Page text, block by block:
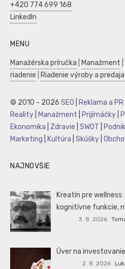
+420 774 699 168
LinkedIn
MENU
Manažérska príručka Manažment
riadenie
Riadenie výroby a predaja
© 2010 - 2026 SEO Reklama a PR
Reality
Manažment Prijímáčky
Ekonomika
Zdravie SWOT
Marketing
Kultúra Skúšky
NAJNOVŠIE
Kreatín pre
kognitívne funkcie,
3. 8. 2026
Úver na
2. 8. 2026